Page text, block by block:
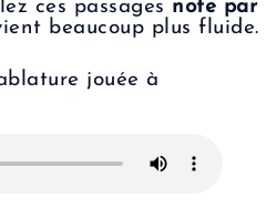
ces passages note par
beaucoup plus fluide.
jouée à